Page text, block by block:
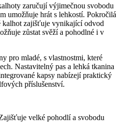
zaručují výjimečnou svobodu
umožňuje hrát s lehkostí. Pokročilá
kalhot zajišťuje vynikající odvod
zůstat svěží a pohodlné i v
pro mladé, s vlastnostmi, které
Nastavitelný pas a lehká tkanina
kapsy nabízejí praktický
příslušenství.
velké pohodlí a svobodu